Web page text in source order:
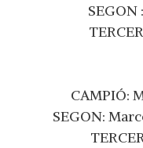
CAMPIÓ:
SEGON: